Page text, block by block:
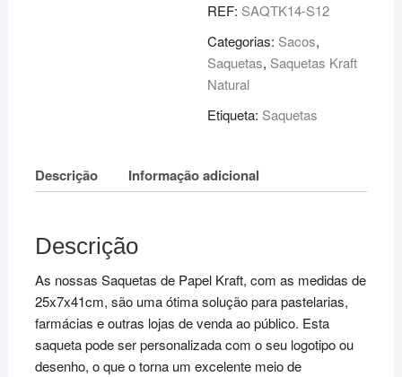
Castanho
-
23x10x41cm
-
Unid
REF: SAQTK14-S12
Categorias: Sacos,
Saquetas, Saquetas Kraft
Natural
Etiqueta: Saquetas
Descrição Informação adicional
Descrição
As nossas Saquetas de Papel Kraft, com as medidas de
25x7x41cm, são uma ótima solução para pastelarias,
farmácias e outras lojas de venda ao público. Esta
saqueta pode ser personalizada com o seu logotipo ou
desenho, o que o torna um excelente meio de